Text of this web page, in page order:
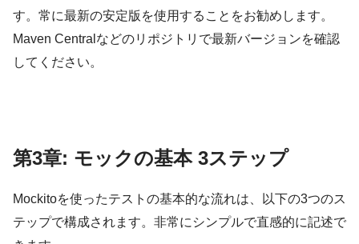
す。常に最新の安定版を使用することをお勧めします。
Maven Centralなどのリポジトリで最新バージョンを確認
してください。
第3章: モックの基本 3ステップ
Mockitoを使ったテストの基本的な流れは、以下の3つのス
テップで構成されます。非常にシンプルで直感的に記述で